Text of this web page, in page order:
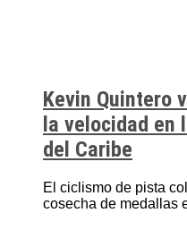
Kevin Quintero
la velocidad en
del Caribe
El ciclismo de pista
cosecha de medallas